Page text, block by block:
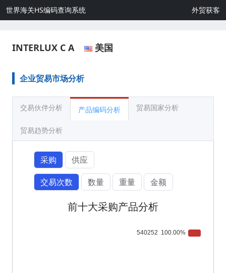
世界海关HS编码查询系统 外贸获客
INTERLUX C A 美国
企业贸易市场分析
交易伙伴分析 产品编码分析 贸易国家分析
贸易趋势分析
采购
供应
交易次数
数量 重量 金额
前十大采购产品分析